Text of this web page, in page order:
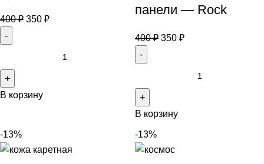
400₽ 350 ₽
В корзину
панели — Rock
400₽ 350 ₽
В корзину
-13% -13%